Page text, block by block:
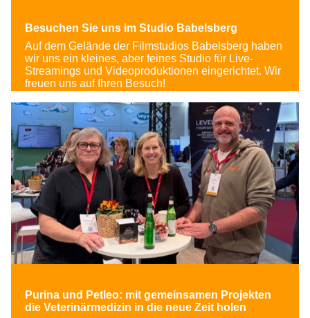
Besuchen Sie uns im Studio Babelsberg
Auf dem Gelände der Filmstudios Babelsberg haben
wir uns ein kleines, aber feines Studio für Live-
Streamings und Videoproduktionen eingerichtet. Wir
freuen uns auf Ihren Besuch!
Purina und Petleo: mit gemeinsamen Projekten
die Veterinärmedizin in die neue Zeit holen